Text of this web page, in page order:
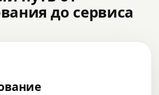
до сервиса